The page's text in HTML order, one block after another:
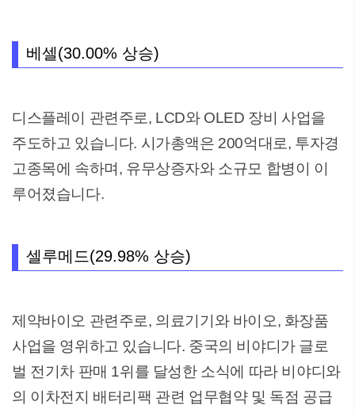
베셀(30.00% 상승)
디스플레이 관련주로, LCD와 OLED 장비 사업을
주도하고 있습니다. 시가총액은 200억대로, 투자경
고종목에 속하며, 유무상증자와 소규모 합병이 이
루어졌습니다.
셀루메드(29.98% 상승)
제약바이오 관련주로, 의료기기와 바이오, 화장품
사업을 영위하고 있습니다. 중국의 비야디가 글로
벌 전기차 판매 1위를 달성한 소식에 따라 비야디와
의 이차전지 배터리팩 관련 업무협약 및 독점 공급